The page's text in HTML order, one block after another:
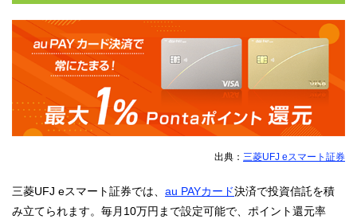
出典： 三菱UFJ eスマート証券
三菱UFJ eスマート証券では、 au PAYカード決済で投資信託を積
み立てられます。毎月10万円まで設定可能で、ポイント還元率